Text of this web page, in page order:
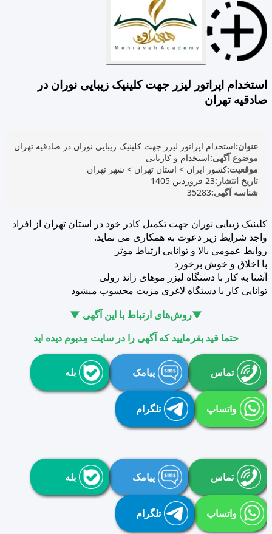
استخدام اپراتور لیزر جهت کلینیک زیبایی نوران در
صادقیه تهران
عنوان:استخدام اپراتور لیزر جهت کلینیک زیبایی نوران در صادقیه تهران
موضوع آگهی:استخدام و کاریابی
موقعیت:کشور ایران > استان تهران > شهر تهران
تاریخ انتشار:23 فروردین 1405
شناسه آگهی:35283
کلینیک زیبایی نوران جهت تکمیل کادر خود در استان تهران از افراد
واجد شرایط زیر دعوت به همکاری می نماید.
روابط عمومی بالا و توانایی ارتباط موثر
با اخلاق و خوش برخورد
آشنا به کار با دستگاه لیزر موهای زائد رولی
توانایی کار با دستگاه لاغری مزیت محسوب میشود
▼روش‌های ارتباط با این آگهی ▼
حتما قید بفرمایید که آگهی را در سایت مِدبوم دیده اید
تماس پیامک بله
واتساپ تلگرام
تماس پیامک بله
واتساپ تلگرام